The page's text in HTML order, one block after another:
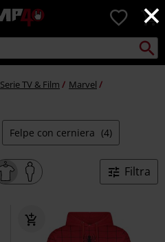
×
EMP
Musica,
Serie
TV
merch
-
Alternativo
0
Cerca
Punto
di
Serie TV & Film
Marvel
Felpe con cerniera (4)
Filtra